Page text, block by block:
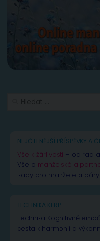
NEJČTENĚJŠÍ PŘÍSPĚVKY A
Vše k žárlivosti – od rad
Vše o manželské a
Rady pro manžele a
TECHNIKA KERP
Technika Kognitivně
cesta k harmonii a